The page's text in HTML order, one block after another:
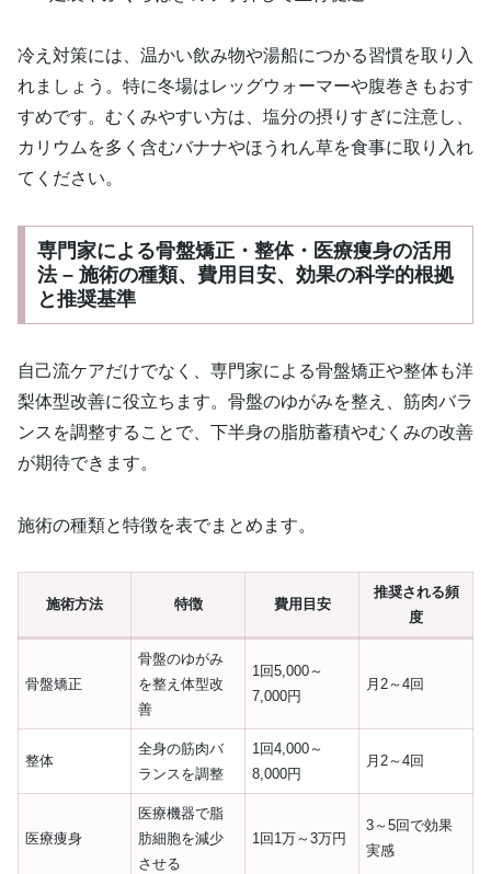
冷え対策には、温かい飲み物や湯船につかる習慣を取り入
れましょう。特に冬場はレッグウォーマーや腹巻きもおす
すめです。むくみやすい方は、塩分の摂りすぎに注意し、
カリウムを多く含むバナナやほうれん草を食事に取り入れ
てください。
専門家による骨盤矯正・整体・医療痩身の活用
法 – 施術の種類、費用目安、効果の科学的根拠
と推奨基準
自己流ケアだけでなく、専門家による骨盤矯正や整体も洋
梨体型改善に役立ちます。骨盤のゆがみを整え、筋肉バラ
ンスを調整することで、下半身の脂肪蓄積やむくみの改善
が期待できます。
施術の種類と特徴を表でまとめます。
施術方法 特徴 費用目安
推奨される頻
度
骨盤矯正
骨盤のゆがみ
を整え体型改
善
1回5,000～
7,000円
月2～4回
整体
全身の筋肉バ
ランスを調整
1回4,000～
8,000円
月2～4回
医療痩身
医療機器で脂
肪細胞を減少
させる
1回1万～3万円
3～5回で効果
実感